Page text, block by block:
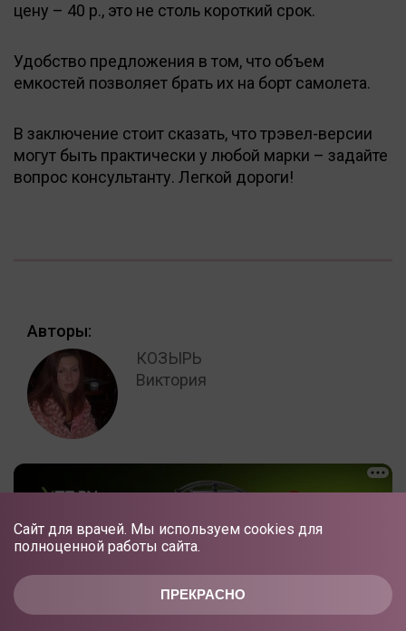
ПРЕКРАСНО
Сайт для врачей. Мы используем cookies для
полноценной работы сайта.
цену – 40 р., это не столь короткий срок.
Удобство предложения в том, что объем
емкостей позволяет брать их на борт самолета.
В заключение стоит сказать, что трэвел-версии
могут быть практически у любой марки – задайте
вопрос консультанту. Легкой дороги!
Авторы:
КОЗЫРЬ
Виктория